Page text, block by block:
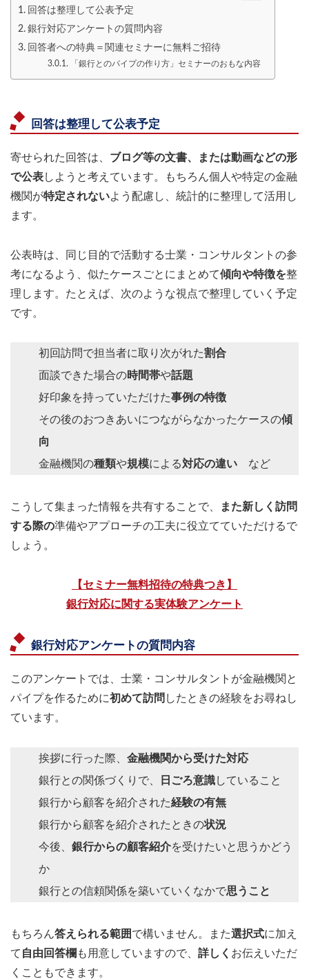
回答は整理して公表予定
銀行対応アンケートの質問内容
回答者への特典＝関連セミナーに無料ご招待
「銀行とのパイプの作り方」セミナーのおもな内容
回答は整理して公表予定
寄せられた回答は、 ブログ等の文書、または動画などの形
で公表しようと考えています。もちろん個人や特定の金融
機関が特定されないよう配慮し、統計的に整理して活用し
ます。
公表時は、同じ目的で活動する士業・コンサルタントの参
考になるよう、似たケースごとにまとめて傾向や特徴を整
理します。たとえば、次のような視点で整理していく予定
です。
初回訪問で担当者に取り次がれた割合
面談できた場合の時間帯や話題
好印象を持っていただけた事例の特徴
その後のおつきあいにつながらなかったケースの傾
向
金融機関の種類や規模による対応の違い など
こうして集まった情報を共有することで、
また新しく訪問
する際の準備やアプローチの工夫に役立てていただけるで
しょう。
【セミナー無料招待の特典つき】
銀行対応に関する実体験アンケート
銀行対応アンケートの質問内容
このアンケートでは、士業・コンサルタントが金融機関と
パイプを作るために初めて訪問 したときの経験をお尋ねし
ています。
挨拶に行った際、 金融機関から受けた対応
銀行との関係づくりで、
日ごろ意識していること
銀行から顧客を紹介された経験の有無
銀行から顧客を紹介されたときの状況
今後、 銀行からの顧客紹介を受けたいと思うかどう
か
銀行との信頼関係を築いていくなかで思うこと
もちろん答えられる範囲で構いません。また選択式に加え
て 自由回答欄 も用意していますので、 詳しく お伝えいただ
くこともできます。